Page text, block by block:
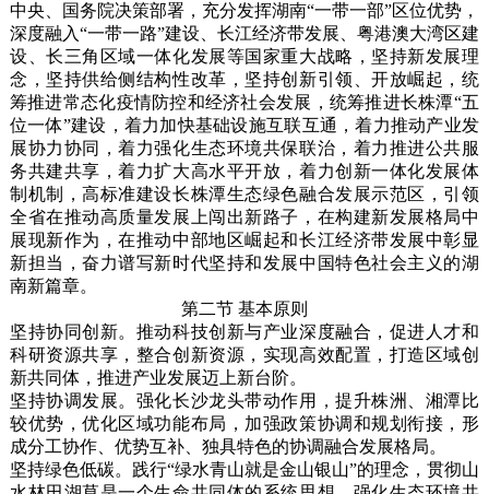
中央、国务院决策部署，充分发挥湖南“一带一部”区位优势，
深度融入“一带一路”建设、长江经济带发展、粤港澳大湾区建
设、长三角区域一体化发展等国家重大战略，坚持新发展理
念，坚持供给侧结构性改革，坚持创新引领、开放崛起，统
筹推进常态化疫情防控和经济社会发展，统筹推进长株潭“五
位一体”建设，着力加快基础设施互联互通，着力推动产业发
展协力协同，着力强化生态环境共保联治，着力推进公共服
务共建共享，着力扩大高水平开放，着力创新一体化发展体
制机制，高标准建设长株潭生态绿色融合发展示范区，引领
全省在推动高质量发展上闯出新路子，在构建新发展格局中
展现新作为，在推动中部地区崛起和长江经济带发展中彰显
新担当，奋力谱写新时代坚持和发展中国特色社会主义的湖
南新篇章。
第二节 基本原则
坚持协同创新。推动科技创新与产业深度融合，促进人才和
科研资源共享，整合创新资源，实现高效配置，打造区域创
新共同体，推进产业发展迈上新台阶。
坚持协调发展。强化长沙龙头带动作用，提升株洲、湘潭比
较优势，优化区域功能布局，加强政策协调和规划衔接，形
成分工协作、优势互补、独具特色的协调融合发展格局。
坚持绿色低碳。践行“绿水青山就是金山银山”的理念，贯彻山